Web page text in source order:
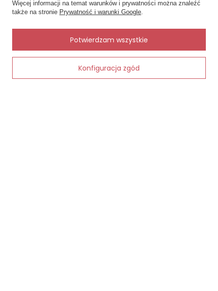
Dodaj do koszyka
Napisz czego szukasz — pokażę
gotowe propozycje.
Więcej informacji na temat warunków i prywatności można znaleźć
także na stronie Prywatność i warunki Google.
Konfiguracja zgód
Potwierdzam wszystkie